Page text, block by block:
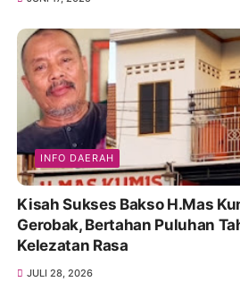
INFO DAERAH
Kisah Sukses Bakso H.Mas
Gerobak, Bertahan Puluhan
Kelezatan Rasa
JULI 28, 2026